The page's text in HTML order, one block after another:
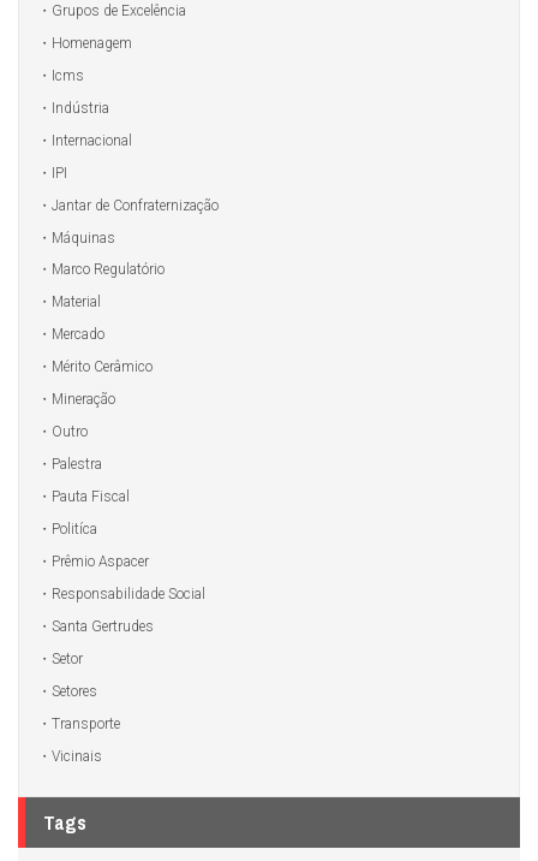
Grupos de Excelência
Homenagem
Icms
Indústria
Internacional
IPI
Jantar de Confraternização
Máquinas
Marco Regulatório
Material
Mercado
Mérito Cerâmico
Mineração
Outro
Palestra
Pauta Fiscal
Politíca
Prêmio Aspacer
Responsabilidade Social
Santa Gertrudes
Setor
Setores
Transporte
Vicinais
Tags